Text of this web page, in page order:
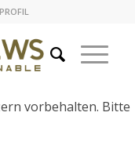
PROFIL
vorbehalten. Bitte